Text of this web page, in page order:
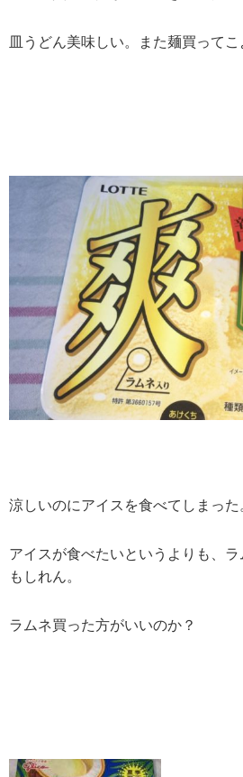
皿うどん美味しい。また麺買ってこ
涼しいのにアイスを食べてしまった
アイスが食べたいというよりも、
もしれん。
ラムネ買った方がいいのか？